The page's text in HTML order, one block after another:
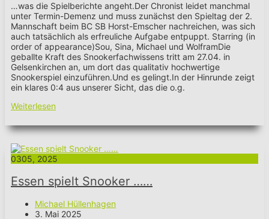
…was die Spielberichte angeht.Der Chronist leidet manchmal
unter Termin-Demenz und muss zunächst den Spieltag der 2.
Mannschaft beim BC SB Horst-Emscher nachreichen, was sich
auch tatsächlich als erfreuliche Aufgabe entpuppt. Starring (in
order of appearance)Sou, Sina, Michael und WolframDie
geballte Kraft des Snookerfachwissens tritt am 27.04. in
Gelsenkirchen an, um dort das qualitativ hochwertige
Snookerspiel einzuführen.Und es gelingt.In der Hinrunde zeigt
ein klares 0:4 aus unserer Sicht, das die o.g.
Weiterlesen
0305, 2025
Essen spielt Snooker ……
Michael Hüllenhagen
3. Mai 2025